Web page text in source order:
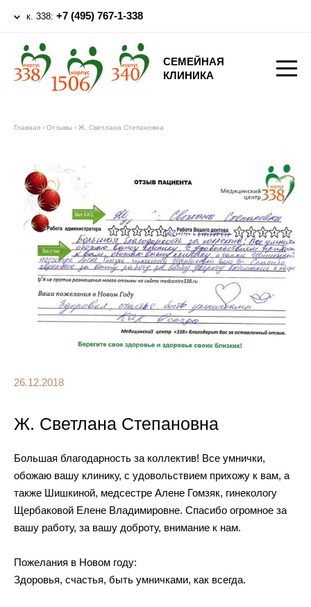
к. 338: +7 (495) 767-1-338
СЕМЕЙНАЯ
КЛИНИКА
Главная › Отзывы › Ж. Светлана Степановна
26.12.2018
Ж. Светлана Степановна
Большая благодарность за коллектив! Все умнички,
обожаю вашу клинику, с удовольствием прихожу к вам, а
также Шишкиной, медсестре Алене Гомзяк, гинекологу
Щербаковой Елене Владимировне. Спасибо огромное за
вашу работу, за вашу доброту, внимание к нам.
Пожелания в Новом году:
Здоровья, счастья, быть умничками, как всегда.